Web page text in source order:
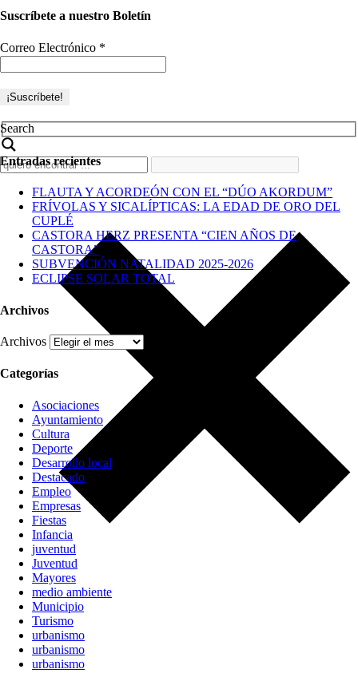
Suscríbete a nuestro Boletín
Correo Electrónico *
Search
Entradas recientes
FLAUTA Y ACORDEÓN CON EL “DÚO AKORDUM”
FRÍVOLAS Y SICALÍPTICAS: LA EDAD DE ORO DEL
CUPLÉ
CASTORA HERZ PRESENTA “CIEN AÑOS DE
CASTORA”
SUBVENCIÓN NATALIDAD 2025-2026
ECLIPSE SOLAR TOTAL
Archivos
Archivos
Categorías
Asociaciones
Ayuntamiento
Cultura
Deporte
Desarrollo local
Destacado
Empleo
Empresas
Fiestas
Infancia
juventud
Juventud
Mayores
medio ambiente
Municipio
Turismo
urbanismo
urbanismo
urbanismo